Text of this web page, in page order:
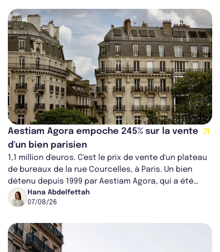
Aestiam Agora empoche 245% sur la vente
d'un bien parisien
1,1 million d'euros. C'est le prix de vente d'un plateau
de bureaux de la rue Courcelles, à Paris. Un bien
détenu depuis 1999 par Aestiam Agora, qui a été
cédé avec une plus-value...
Hana Abdelfettah
07/08/26